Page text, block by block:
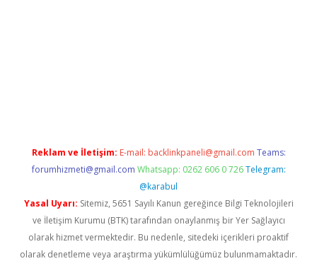
Reklam ve İletişim: E-mail: backlinkpaneli@gmail.com Teams:
forumhizmeti@gmail.com Whatsapp: 0262 606 0 726 Telegram:
@karabul
Yasal Uyarı: Sitemiz, 5651 Sayılı Kanun gereğince Bilgi Teknolojileri
ve İletişim Kurumu (BTK) tarafından onaylanmış bir Yer Sağlayıcı
olarak hizmet vermektedir. Bu nedenle, sitedeki içerikleri proaktif
olarak denetleme veya araştırma yükümlülüğümüz bulunmamaktadır.